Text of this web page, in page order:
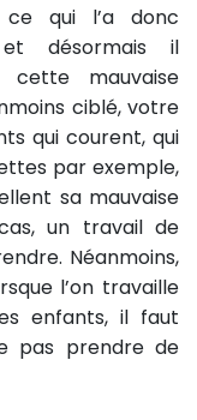
qui l’a donc
et désormais il
mauvaise
ciblé, votre
qui courent, qui
par exemple,
sa mauvaise
un travail de
Néanmoins,
l’on travaille
enfants, il faut
pas prendre de